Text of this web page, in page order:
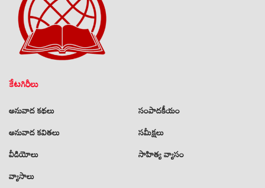
కేటగిరీలు
అనువాద కథలు
అనువాద కవితలు
వీడియోలు
వ్యాసాలు
సంపాదకీయం
సమీక్షలు
సాహిత్య వ్యాసం